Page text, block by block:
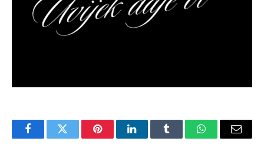
FacebookTwitter PinterestLinkedInTumblr WhatsAppEmail